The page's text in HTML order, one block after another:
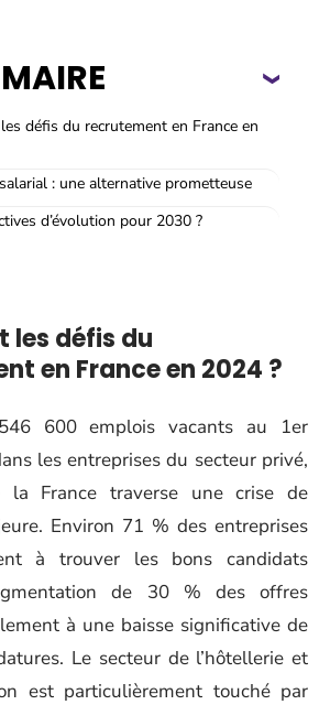
défis du recrutement en France en
: une alternative prometteuse
d’évolution pour 2030 ?
les défis du
en France en 2024 ?
600 emplois vacants au 1er
les entreprises du secteur privé,
France traverse une crise de
Environ 71 % des entreprises
à trouver les bons candidats
de 30 % des offres
à une baisse significative de
Le secteur de l’hôtellerie et
est particulièrement touché par